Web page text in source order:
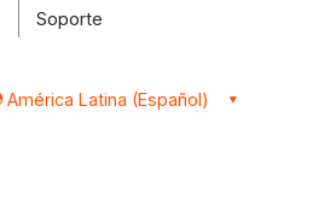
Soporte
América Latina (Español)